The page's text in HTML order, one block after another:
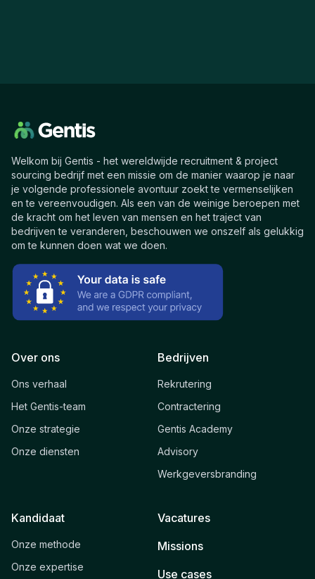
Welkom bij Gentis - het wereldwijde recruitment & project
sourcing bedrijf met een missie om de manier waarop je naar
je volgende professionele avontuur zoekt te vermenselijken
en te vereenvoudigen. Als een van de weinige beroepen met
de kracht om het leven van mensen en het traject van
bedrijven te veranderen, beschouwen we onszelf als gelukkig
om te kunnen doen wat we doen.
Over ons
Ons verhaal
Het Gentis-team
Onze strategie
Onze diensten
Bedrijven
Rekrutering
Contractering
Gentis Academy
Advisory
Werkgeversbranding
Kandidaat
Onze methode
Onze expertise
Vacatures
Missions
Use cases